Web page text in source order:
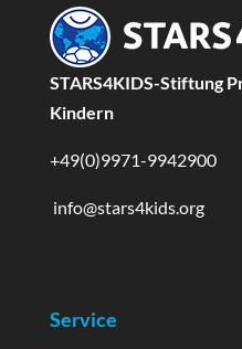
STARS4KIDS-Stiftung
Kindern
+49(0)9971-9942900
info@stars4kids.org
Service